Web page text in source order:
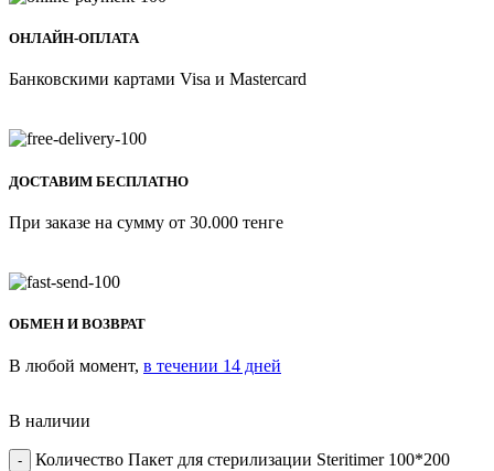
ОНЛАЙН-ОПЛАТА
Банковскими картами Visa и Mastercard
ДОСТАВИМ БЕСПЛАТНО
При заказе на сумму от 30.000 тенге
ОБМЕН И ВОЗВРАТ
В любой момент, в течении 14 дней
В наличии
Количество Пакет для стерилизации Steritimer 100*200